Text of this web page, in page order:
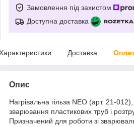
Замовлення під захистом
Доступна доставка
Доставка
Опис
Нагрівальна гільза NEO (арт. 21-
зварювання пластикових труб і
Призначений для роботи зі